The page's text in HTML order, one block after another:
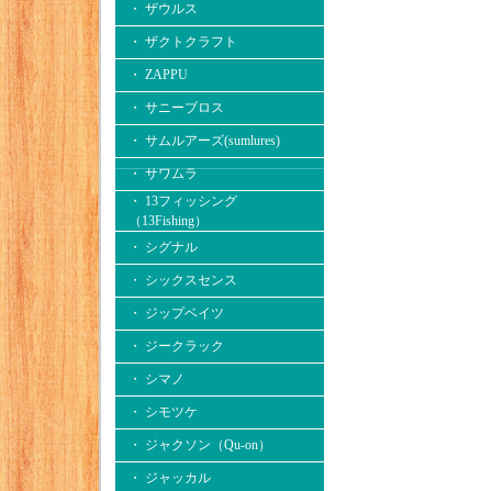
・ ザウルス
・ ザクトクラフト
・ ZAPPU
・ サニーブロス
・ サムルアーズ(sumlures)
・ サワムラ
・ 13フィッシング
（13Fishing）
・ シグナル
・ シックスセンス
・ ジップベイツ
・ ジークラック
・ シマノ
・ シモツケ
・ ジャクソン（Qu-on）
・ ジャッカル